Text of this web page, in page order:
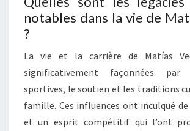
notables dans la vie de
?
La vie et la carrière de Matías
significativement façonnées par
sportives, le soutien et les traditions
famille. Ces influences ont inculqué
et un esprit compétitif qui l’ont